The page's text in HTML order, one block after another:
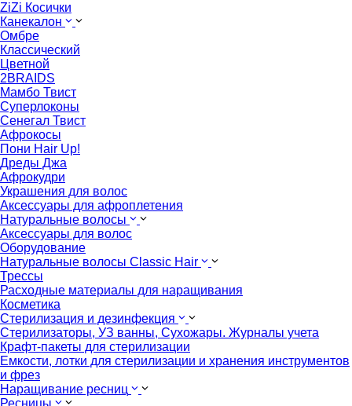
ZiZi Косички
Канекалон
Омбре
Классический
Цветной
2BRAIDS
Мамбо Твист
Суперлоконы
Сенегал Твист
Афрокосы
Пони Hair Up!
Дреды Джа
Афрокудри
Украшения для волос
Аксессуары для афроплетения
Натуральные волосы
Аксессуары для волос
Оборудование
Натуральные волосы Classic Hair
Трессы
Расходные материалы для наращивания
Косметика
Стерилизация и дезинфекция
Стерилизаторы, УЗ ванны, Сухожары. Журналы учета
Крафт-пакеты для стерилизации
Емкости, лотки для стерилизации и хранения инструментов
и фрез
Наращивание ресниц
Ресницы